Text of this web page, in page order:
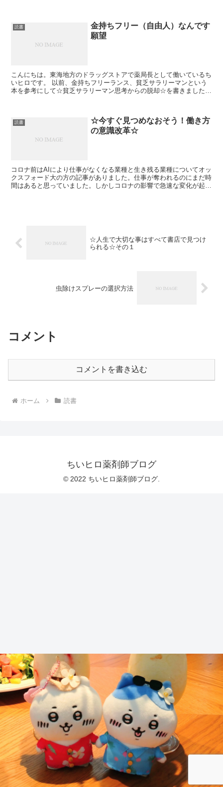
読書
金持ちフリー（自由人）なんです
願望
こんにちは。東海地方のドラッグストアで薬局長として働いているち
いヒロです。 以前、金持ちフリーランス、貧乏サラリーマンという
本を参考にして☆貧乏サラリーマン思考からの脱却☆を書きました。
読書
☆今すぐ見つめなおそう！働き方
の意識改革☆
コロナ前はAIにより仕事がなくなる業種と生き残る業種についてオッ
クスフォード大の方の記事がありました。仕事が奪われるのにまだ時
間はあると思っていました。しかしコロナの影響で急速な変化が起こ
☆人生で大切な事はすべて書店で見つけ
られる☆その１
虫除けスプレーの選択方法
コメント
コメントを書き込む
ホーム 読書
ちいヒロ薬剤師ブログ
© 2022 ちいヒロ薬剤師ブログ.